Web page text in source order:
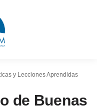
y Lecciones Aprendidas
de Buenas